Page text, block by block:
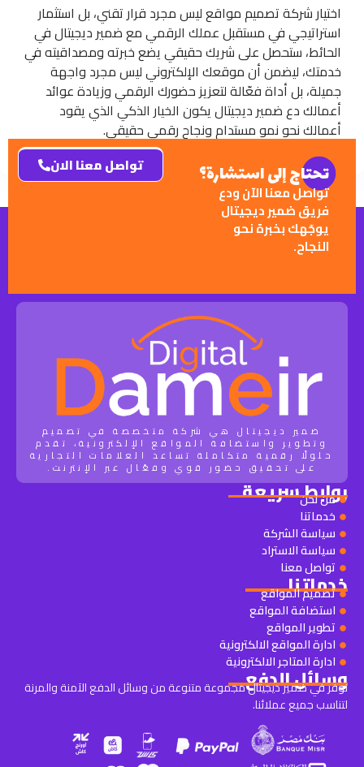
اختيار شركة تصميم مواقع ليس مجرد قرار تقني، بل استثمار
استراتيجي في مستقبل عملك الرقمي مع ضمير ديجيتال في
الحائط، ستحصل على شريك حقيقي يضع خبرته ومصداقيته في
خدمتك، ليضمن أن موقعك الإلكتروني ليس مجرد واجهة
جميلة، بل أداة فعّالة لتعزيز حضورك الرقمي وزيادة عوائد
أعمالك دع ضمير ديجيتال يكون الخيار الذكي الذي يقود
أعمالك نحو نمو مستدام ونجاح رقمي حقيقي.
تحتاج إلى استشارة؟
تواصل معنا الآن ودع
فريق ضمير ديجيتال
يوجّهك بخبرة نحو
النجاح.
تواصل معنا الان
ضمير ديجيتال هي شركة متخصصة في تصميم
وتطوير واستضافة المواقع الإلكترونية، تقدم
حلولًا رقمية متكاملة تساعد العلامات التجارية
على تحقيق حضور قوي وفعّال عبر الإنترنت.
روابط سريعة
من نحن
خدماتنا
سياسة الشركة
سياسة الاستراد
تواصل معنا
خدماتنا
تصميم المواقع
استضافة المواقع
تطوير المواقع
ادارة المواقع الالكترونية
ادارة المتاجر الالكترونية
وسائل الدفع
نوفر في ضمير ديجيتال مجموعة متنوعة من وسائل الدفع الآمنة والمرنة
لتناسب جميع عملائنا.